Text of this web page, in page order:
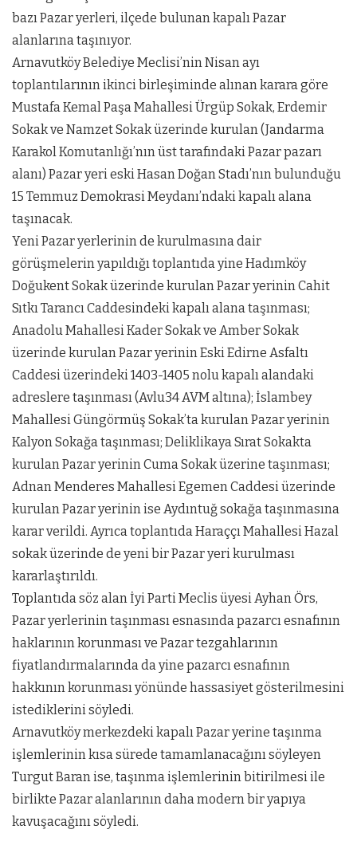
bazı Pazar yerleri, ilçede bulunan kapalı Pazar
alanlarına taşınıyor.
Arnavutköy Belediye Meclisi’nin Nisan ayı
toplantılarının ikinci birleşiminde alınan karara göre
Mustafa Kemal Paşa Mahallesi Ürgüp Sokak, Erdemir
Sokak ve Namzet Sokak üzerinde kurulan (Jandarma
Karakol Komutanlığı’nın üst tarafındaki Pazar pazarı
alanı) Pazar yeri eski Hasan Doğan Stadı’nın bulunduğu
15 Temmuz Demokrasi Meydanı’ndaki kapalı alana
taşınacak.
Yeni Pazar yerlerinin de kurulmasına dair
görüşmelerin yapıldığı toplantıda yine Hadımköy
Doğukent Sokak üzerinde kurulan Pazar yerinin Cahit
Sıtkı Tarancı Caddesindeki kapalı alana taşınması;
Anadolu Mahallesi Kader Sokak ve Amber Sokak
üzerinde kurulan Pazar yerinin Eski Edirne Asfaltı
Caddesi üzerindeki 1403-1405 nolu kapalı alandaki
adreslere taşınması (Avlu34 AVM altına); İslambey
Mahallesi Güngörmüş Sokak’ta kurulan Pazar yerinin
Kalyon Sokağa taşınması; Deliklikaya Sırat Sokakta
kurulan Pazar yerinin Cuma Sokak üzerine taşınması;
Adnan Menderes Mahallesi Egemen Caddesi üzerinde
kurulan Pazar yerinin ise Aydıntuğ sokağa taşınmasına
karar verildi. Ayrıca toplantıda Haraççı Mahallesi Hazal
sokak üzerinde de yeni bir Pazar yeri kurulması
kararlaştırıldı.
Toplantıda söz alan İyi Parti Meclis üyesi Ayhan Örs,
Pazar yerlerinin taşınması esnasında pazarcı esnafının
haklarının korunması ve Pazar tezgahlarının
fiyatlandırmalarında da yine pazarcı esnafının
hakkının korunması yönünde hassasiyet gösterilmesini
istediklerini söyledi.
Arnavutköy merkezdeki kapalı Pazar yerine taşınma
işlemlerinin kısa sürede tamamlanacağını söyleyen
Turgut Baran ise, taşınma işlemlerinin bitirilmesi ile
birlikte Pazar alanlarının daha modern bir yapıya
kavuşacağını söyledi.